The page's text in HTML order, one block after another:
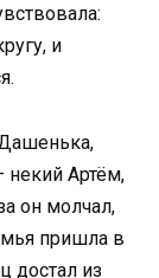
и
Артём,
он молчал,
пришла в
достал из